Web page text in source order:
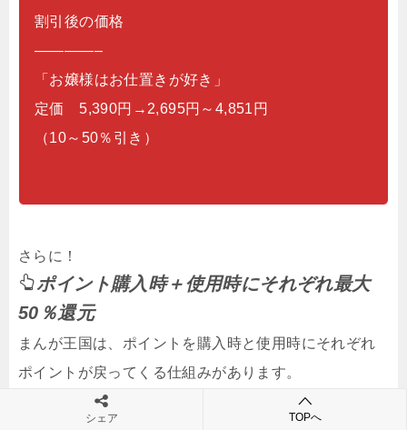
割引後の価格
————–
「お嬢様はお仕置きが好き」
定価 5,390円→2,695円～4,851円
（10～50％引き）
さらに！
ポイント購入時＋使用時にそれぞれ最大
50％還元
まんが王国は、ポイントを購入時と使用時にそれぞれ
ポイントが戻ってくる仕組みがあります。
シェア TOPへ